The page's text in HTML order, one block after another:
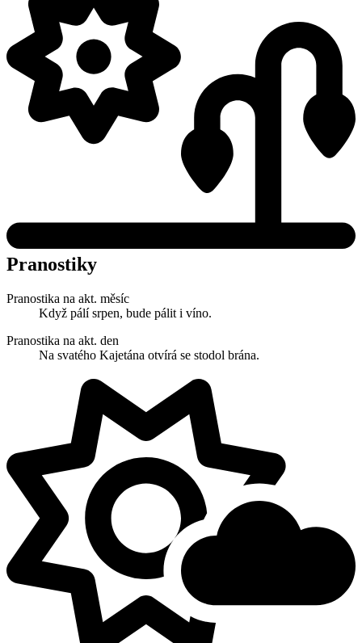
Pranostiky
Pranostika na akt. měsíc
Když pálí srpen, bude pálit i víno.
Pranostika na akt. den
Na svatého Kajetána otvírá se stodol brána.